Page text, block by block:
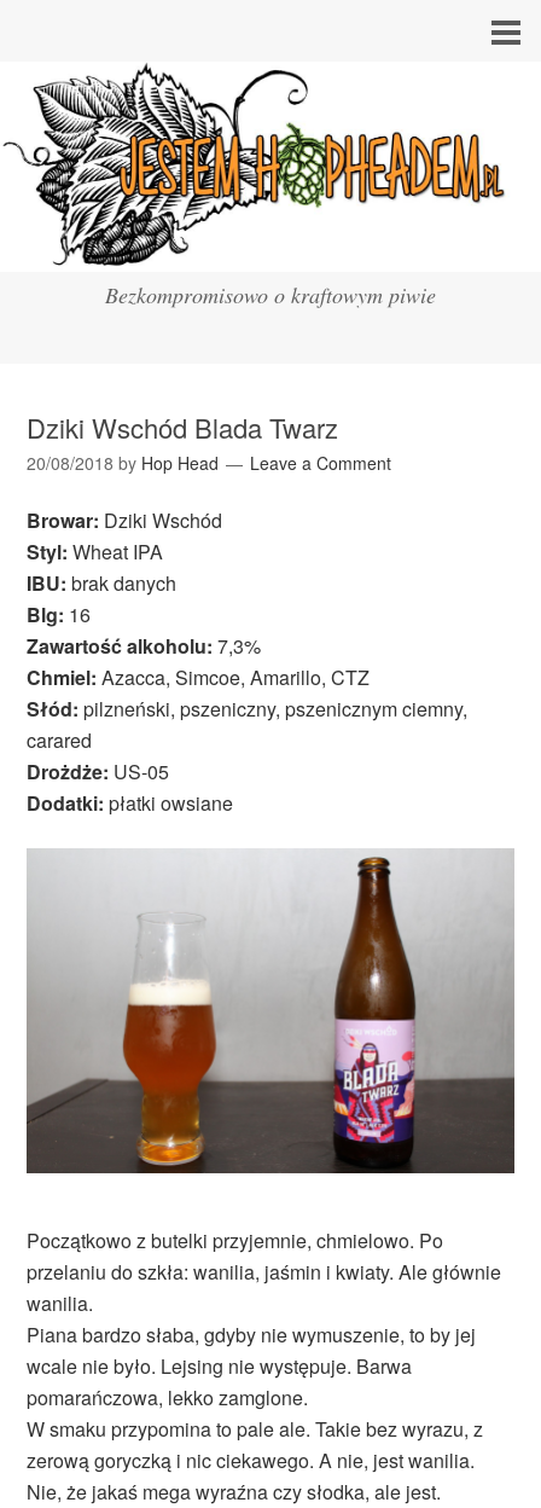
Bezkompromisowo o kraftowym piwie
Dziki Wschód Blada Twarz
20/08/2018 by Hop Head Leave a Comment
Browar: Dziki Wschód
Styl: Wheat IPA
IBU: brak danych
Blg: 16
Zawartość alkoholu: 7,3%
Chmiel: Azacca, Simcoe, Amarillo, CTZ
Słód: pilzneński, pszeniczny, pszenicznym ciemny,
carared
Drożdże: US-05
Dodatki: płatki owsiane
Początkowo z butelki przyjemnie, chmielowo. Po
przelaniu do szkła: wanilia, jaśmin i kwiaty. Ale głównie
wanilia.
Piana bardzo słaba, gdyby nie wymuszenie, to by jej
wcale nie było. Lejsing nie występuje. Barwa
pomarańczowa, lekko zamglone.
W smaku przypomina to pale ale. Takie bez wyrazu, z
zerową goryczką i nic ciekawego. A nie, jest wanilia.
Nie, że jakaś mega wyraźna czy słodka, ale jest.